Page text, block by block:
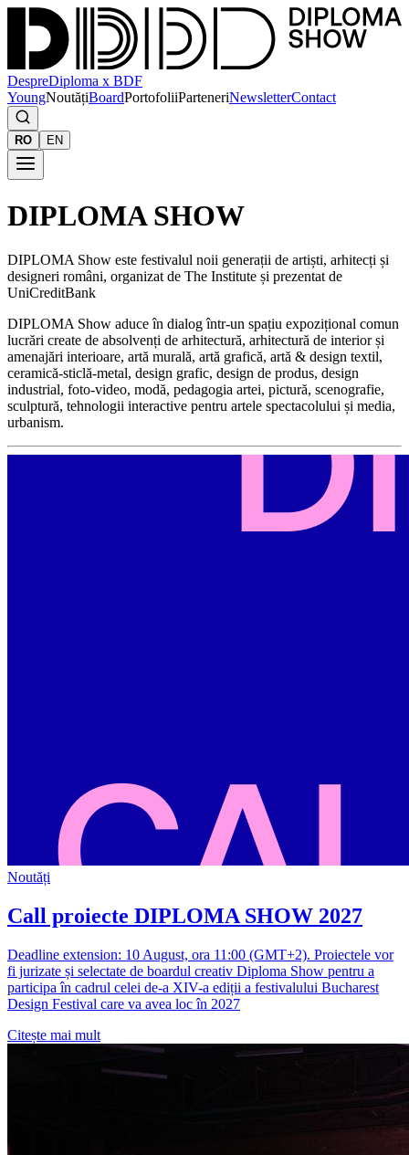
DespreDiploma x BDF
YoungNoutățiBoardPortofoliiParteneriNewsletterContact
RO EN
DIPLOMA SHOW
DIPLOMA Show este festivalul noii generații de artiști, arhitecți și
designeri români, organizat de The Institute și prezentat de
UniCreditBank
DIPLOMA Show aduce în dialog într-un spațiu expozițional comun
lucrări create de absolvenți de arhitectură, arhitectură de interior și
amenajări interioare, artă murală, artă grafică, artă & design textil,
ceramică-sticlă-metal, design grafic, design de produs, design
industrial, foto-video, modă, pedagogia artei, pictură, scenografie,
sculptură, tehnologii interactive pentru artele spectacolului și media,
urbanism.
Noutăți
Call proiecte DIPLOMA SHOW 2027
Deadline extension: 10 August, ora 11:00 (GMT+2). Proiectele vor
fi jurizate și selectate de boardul creativ Diploma Show pentru a
participa în cadrul celei de-a XIV-a ediții a festivalului Bucharest
Design Festival care va avea loc în 2027
Citește mai mult